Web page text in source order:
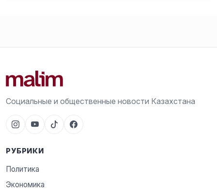
Социальные и общественные новости Казахстана
РУБРИКИ
Политика
Экономика